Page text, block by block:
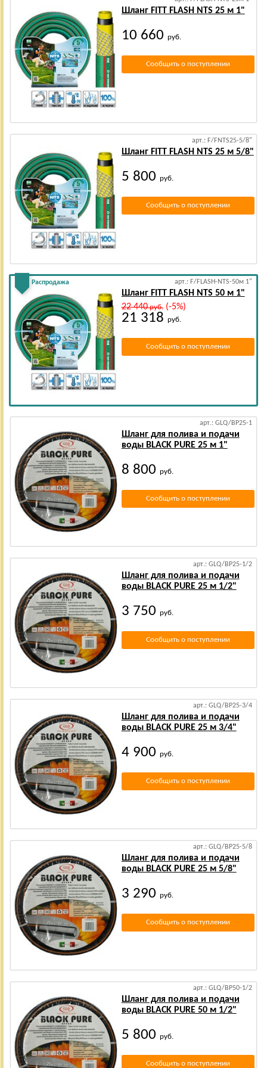
Шланг FITT FLASH NTS 25 м 1"
10 660 руб.
Сообщить о поступлении
арт.: F/FNTS25-5/8"
Шланг FITT FLASH NTS 25 м 5/8"
5 800 руб.
Сообщить о поступлении
Распродажа арт.: F/FLASH-NTS-50м 1"
Шланг FITT FLASH NTS 50 м 1"
22 440руб.(-5%)
21 318 руб.
Сообщить о поступлении
арт.: GLQ/BP25-1
Шланг для полива и подачи
воды BLACK PURE 25 м 1"
8 800 руб.
Сообщить о поступлении
арт.: GLQ/BP25-1/2
Шланг для полива и подачи
воды BLACK PURE 25 м 1/2"
3 750 руб.
Сообщить о поступлении
арт.: GLQ/BP25-3/4
Шланг для полива и подачи
воды BLACK PURE 25 м 3/4"
4 900 руб.
Сообщить о поступлении
арт.: GLQ/BP25-5/8
Шланг для полива и подачи
воды BLACK PURE 25 м 5/8"
3 290 руб.
Сообщить о поступлении
арт.: GLQ/BP50-1/2
Шланг для полива и подачи
воды BLACK PURE 50 м 1/2"
5 800 руб.
Сообщить о поступлении